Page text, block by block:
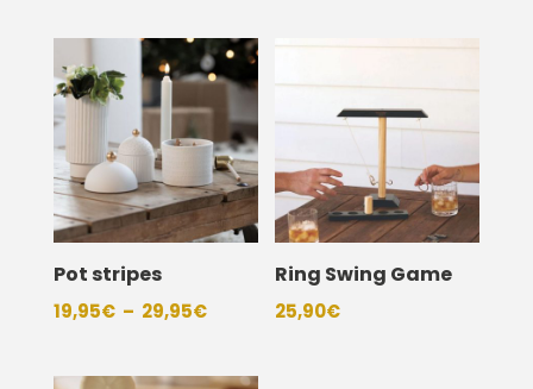
Pot stripes
19,95€ – 29,95€Plage
prix :
Ring Swing Game
25,90€